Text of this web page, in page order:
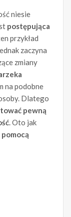
niesie
postępująca
przykład
zaczyna
zmiany
na podobne
Dlatego
pewną
. Oto jak